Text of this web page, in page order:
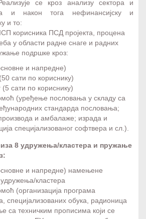
се кроз анализу сектора и
и након тога нефинансијску и
и то:
корисника ПСД пројекта, процена
у области радне снаге и радних
подршке кроз:
и напредне)
сати по кориснику)
сати по кориснику)
(уређење пословања у складу са
стандарда пословања;
и амбалаже; израда и
специјализованог софтвера и сл.).
8 удружења/кластера и пружање
и напредне) намењене
кластера
(организација програма
специјализованих обука, радионица
са техничким прописима који се